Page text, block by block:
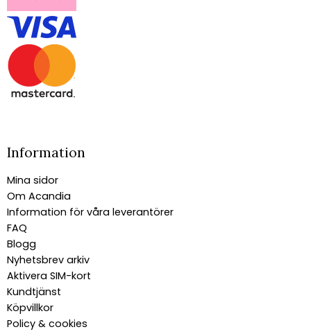
Information
Mina sidor
Om Acandia
Information för våra leverantörer
FAQ
Blogg
Nyhetsbrev arkiv
Aktivera SIM-kort
Kundtjänst
Köpvillkor
Policy & cookies